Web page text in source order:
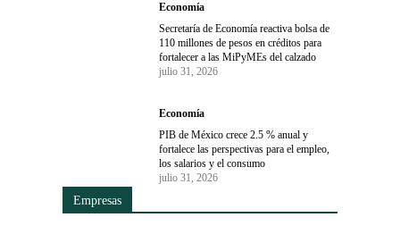
Economía
Secretaría de Economía reactiva bolsa de
110 millones de pesos en créditos para
fortalecer a las MiPyMEs del calzado
julio 31, 2026
Economía
PIB de México crece 2.5 % anual y
fortalece las perspectivas para el empleo,
los salarios y el consumo
julio 31, 2026
Empresas